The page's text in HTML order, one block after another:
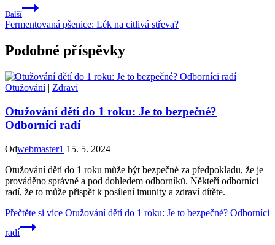
Další
Fermentovaná pšenice: Lék na citlivá střeva?
Podobné příspěvky
Otužování| Zdraví
Otužování dětí do 1 roku: Je to bezpečné?
Odborníci radí
Odwebmaster1 15. 5. 2024
Otužování dětí do 1 roku může být bezpečné za předpokladu, že je
prováděno správně a pod dohledem odborníků. Někteří odborníci
radí, že to může přispět k posílení imunity a zdraví dítěte.
Přečtěte si více Otužování dětí do 1 roku: Je to bezpečné? Odborníci
radí